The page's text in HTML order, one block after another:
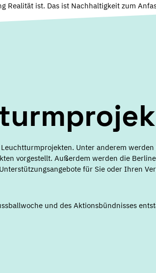
ist. Das ist Nachhaltigkeit zum
Unter anderem
vorgestellt. Außerdem werden die
für Sie oder Ihren
und des Aktionsbündnisses